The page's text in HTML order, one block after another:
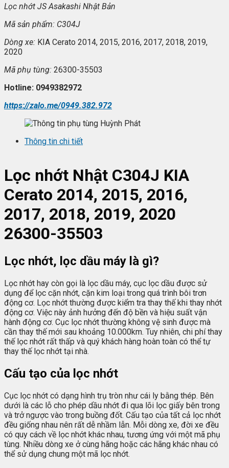
Lọc nhớt JS Asakashi Nhật Bản
Mã sản phẩm: C304J
Dòng xe: KIA Cerato 2014, 2015, 2016, 2017, 2018, 2019,
2020
Mã phụ tùng: 26300-35503
Hotline: 0949382972
https://zalo.me/0949.382.972
Thông tin chi tiết
Lọc nhớt Nhật C304J KIA
Cerato 2014, 2015, 2016,
2017, 2018, 2019, 2020
26300-35503
Lọc nhớt, lọc dầu máy là gì?
Lọc nhớt hay còn gọi là lọc dầu máy, cục lọc dầu được sử
dụng để lọc cặn nhớt, cặn kim loại trong quá trình bôi trơn
động cơ. Lọc nhớt thường được kiểm tra thay thế khi thay nhớt
động cơ. Việc này ảnh hưởng đến độ bền và hiệu suất vận
hành động cơ. Cục lọc nhớt thường không vệ sinh được mà
cần thay thế mới sau khoảng 10.000km. Tuy nhiên, chi phí thay
thế lọc nhớt rất thấp và quý khách hàng hoàn toàn có thể tự
thay thế lọc nhớt tại nhà.
Cấu tạo của lọc nhớt
Cục lọc nhớt có dạng hình trụ tròn như cái ly bằng thép. Bên
dưới là các lỗ cho phép dầu nhớt đi qua lõi lọc giấy bên trong
và trở ngược vào trong buồng đốt. Cấu tạo của tất cả lọc nhớt
đều giống nhau nên rất dễ nhầm lẫn. Mỗi dòng xe, đời xe đều
có quy cách về lọc nhớt khác nhau, tương ứng với một mã phụ
tùng. Nhiều dòng xe ở cùng hãng hoặc các hãng khác nhau có
thể sử dụng chung một mã lọc nhớt.